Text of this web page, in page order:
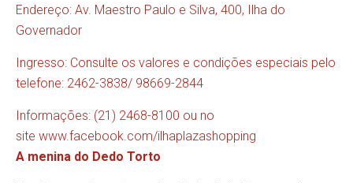
Endereço: Av. Maestro Paulo e Silva, 400, Ilha do
Governador
Ingresso: Consulte os valores e condições especiais pelo
telefone: 2462-3838/ 98669-2844
Informações: (21) 2468-8100 ou no
site www.facebook.com/ilhaplazashopping
A menina do Dedo Torto